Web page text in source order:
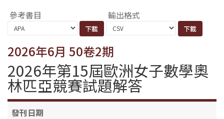
參考書目 輸出格式
2026年6月 50卷2期
2026年第15屆歐洲女子數學奧
林匹亞競賽試題解答
發刊日期